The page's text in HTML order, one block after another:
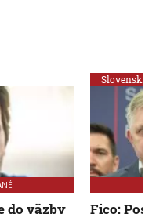
do väzby
Slovensko
Fico: